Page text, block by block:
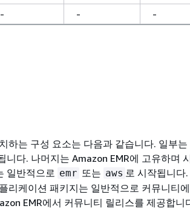
- - -
하는 구성 요소는 다음과 같습니다. 일부는
다. 나머지는 Amazon EMR에 고유하며
일반적으로 emr 또는 aws 로 시작됩니다
리케이션 패키지는 일반적으로 커뮤니티
EMR에서 커뮤니티 릴리스를 제공합니